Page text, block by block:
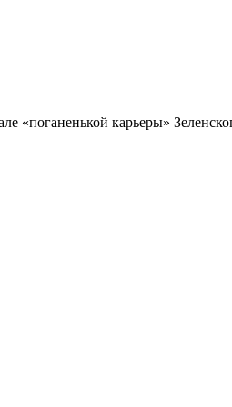
«поганенькой карьеры»